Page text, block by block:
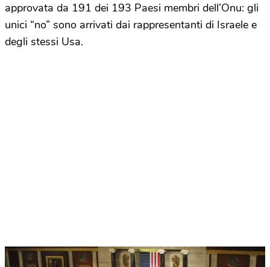
approvata da 191 dei 193 Paesi membri dell’Onu: gli
unici “no” sono arrivati dai rappresentanti di Israele e
degli stessi Usa.